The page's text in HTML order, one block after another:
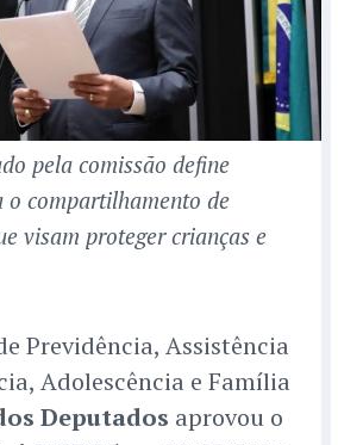
pela comissão define
o compartilhamento de
visam proteger crianças e
Previdência, Assistência
Adolescência e Família
Deputados aprovou o